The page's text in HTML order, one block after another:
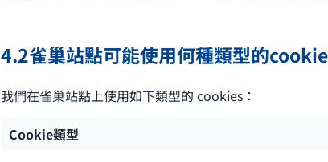
4.2雀巢站點可能使用何種類型的
我們在雀巢站點上使用如下類型的 cookies：
Cookie類型